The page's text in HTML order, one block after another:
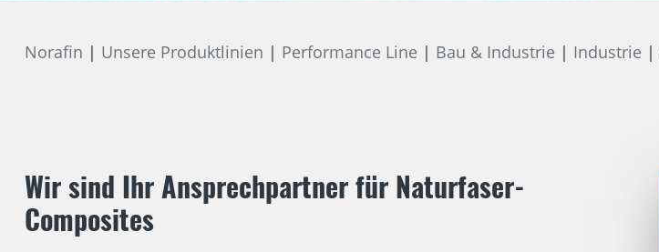
Norafin Unsere Produktlinien Performance Line Bau & Industrie Industrie
Wir sind Ihr Ansprechpartner für Naturfaser-
Composites